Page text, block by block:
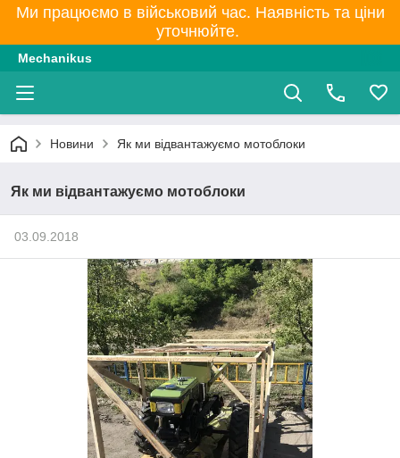
Ми працюємо в військовий час. Наявність та ціни
уточнюйте.
Mechanikus
Новини Як ми відвантажуємо мотоблоки
Як ми відвантажуємо мотоблоки
03.09.2018